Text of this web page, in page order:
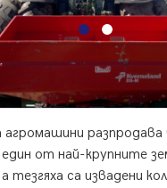
разпродава
от най-крупните
тезгяха са извадени